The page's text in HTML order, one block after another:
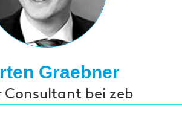
Graebner
Consultant bei zeb